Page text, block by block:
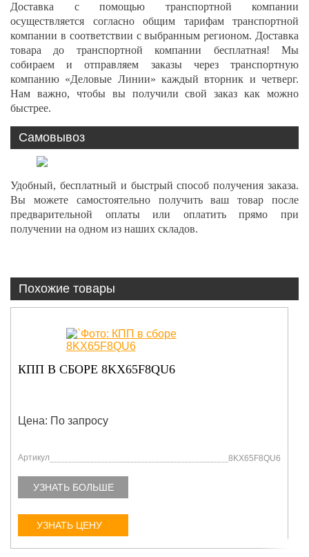
Доставка с помощью транспортной компании
осуществляется согласно общим тарифам транспортной
компании в соответствии с выбранным регионом. Доставка
товара до транспортной компании бесплатная! Мы
собираем и отправляем заказы через транспортную
компанию «Деловые Линии» каждый вторник и четверг.
Нам важно, чтобы вы получили свой заказ как можно
быстрее.
Самовывоз
Удобный, бесплатный и быстрый способ получения заказа.
Вы можете самостоятельно получить ваш товар после
предварительной оплаты или оплатить прямо при
получении на одном из наших складов.
Похожие товары
КПП В СБОРЕ 53K26KJ9BS
Цена: По запросу
Артикул 53K26KJ9BS